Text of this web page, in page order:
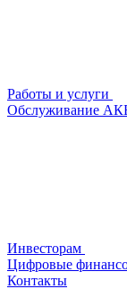
Работы и услуги
Обслуживание
Инвесторам
Цифровые
Контакты